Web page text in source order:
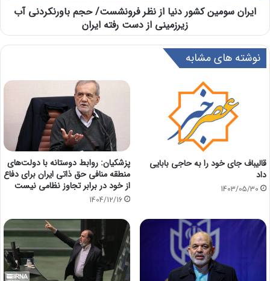
ایران سومین کشور دنیا از نظر فرونشست/ حجم باورنکردنی آب
زیرزمینی از دست رفته ایران
نوشته های مشابه
قالیباف جای خود را به حاجی بابایی
داد
1403/05/30
پزشکیان: روابط دوستانه با دولت‌های
منطقه منافی حق ذاتی ایران برای دفاع
از خود در برابر تجاوز نظامی نیست
1404/12/16